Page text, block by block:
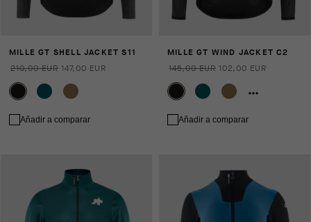
MILLE GT SHELL JACKET S11
210,00 EUR 147,00 EUR
Añadir a comparar
MILLE GT WIND JACKET C2
145,00 EUR 102,00 EUR
Añadir a comparar